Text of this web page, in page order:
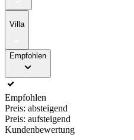
Villa
Empfohlen
Empfohlen
Preis: absteigend
Preis: aufsteigend
Kundenbewertung